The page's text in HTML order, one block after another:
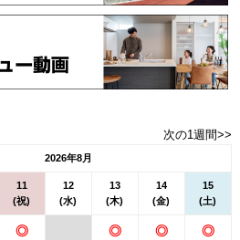
次の1週間>>
2026年8月
11
(祝)
12
(水)
13
(木)
14
(金)
15
(土)
◎ ◎ ◎ ◎